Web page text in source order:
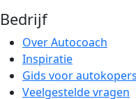
Bedrijf
Over Autocoach
Inspiratie
Gids voor autokopers
Veelgestelde vragen